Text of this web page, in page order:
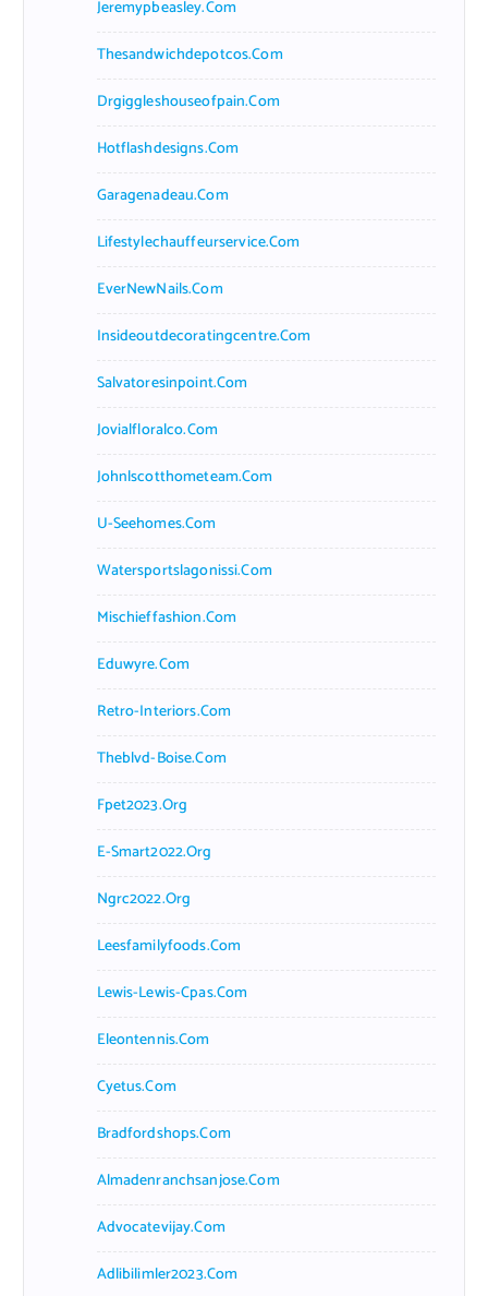
Jeremypbeasley.com
Thesandwichdepotcos.com
Drgiggleshouseofpain.com
Hotflashdesigns.com
Garagenadeau.com
Lifestylechauffeurservice.com
EverNewNails.com
Insideoutdecoratingcentre.com
Salvatoresinpoint.com
Jovialfloralco.com
Johnlscotthometeam.com
U-Seehomes.com
Watersportslagonissi.com
Mischieffashion.com
Eduwyre.com
Retro-Interiors.com
Theblvd-Boise.com
Fpet2023.org
E-Smart2022.org
Ngrc2022.org
Leesfamilyfoods.com
Lewis-Lewis-Cpas.com
Eleontennis.com
Cyetus.com
Bradfordshops.com
Almadenranchsanjose.com
Advocatevijay.com
Adlibilimler2023.com